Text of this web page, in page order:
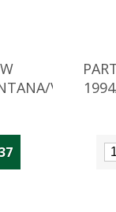
VOYAGE